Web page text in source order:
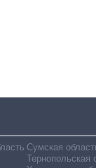
Сумская
Тернопольская